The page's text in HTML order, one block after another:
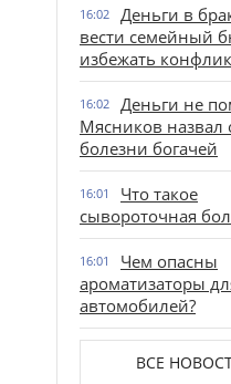
16:02
Деньги в
вести семейный
избежать
16:02
Деньги не
Мясников назвал
болезни богачей
16:01
Что такое
сывороточная
16:01
Чем опасны
ароматизаторы
автомобилей?
ВСЕ